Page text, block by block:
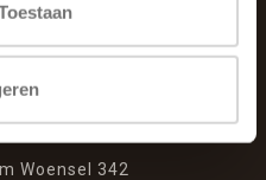
Landelijk leven
Woensel 342